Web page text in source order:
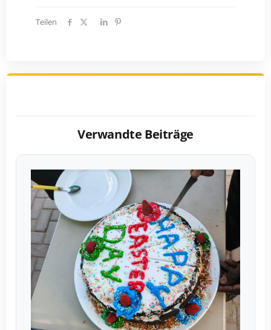
Teilen
Verwandte Beiträge